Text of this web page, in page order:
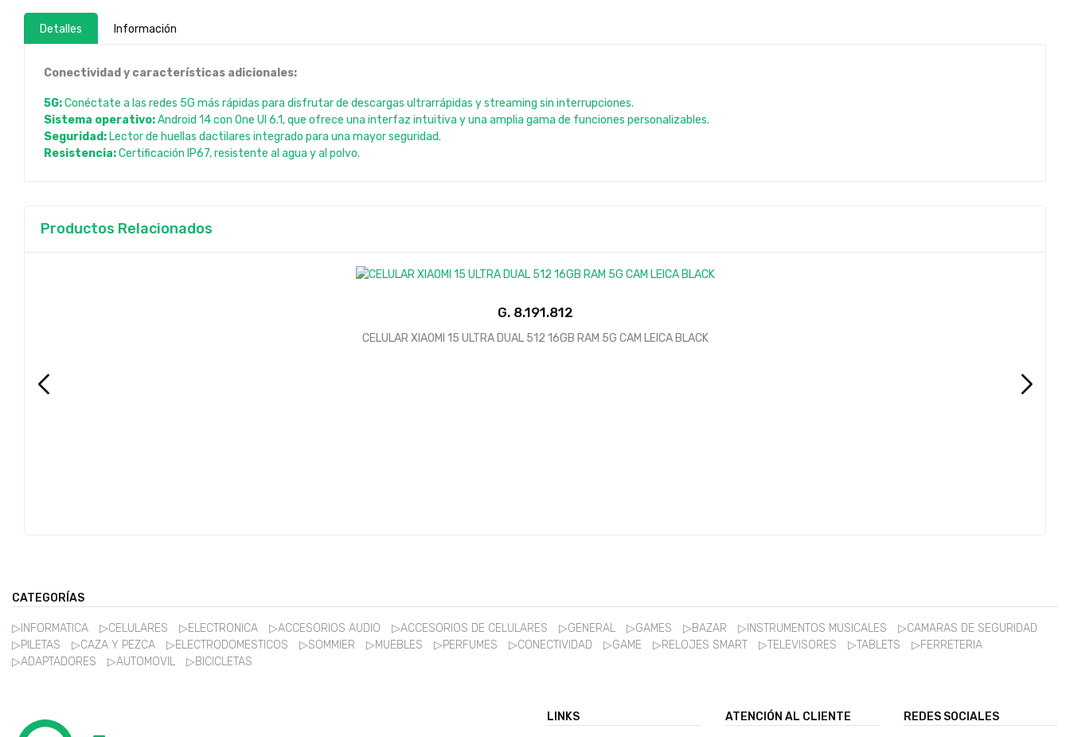
Detalles Información
Conectividad y características adicionales:
5G:Conéctate a las redes 5G más rápidas para disfrutar de descargas ultrarrápidas y streaming sin interrupciones.
Sistema operativo:Android 14 con One UI 6.1, que ofrece una interfaz intuitiva y una amplia gama de funciones personalizables.
Seguridad: Lector de huellas dactilares integrado para una mayor seguridad.
Resistencia:Certificación IP67, resistente al agua y al polvo.
Productos Relacionados
G.
CELULAR XIAOMI 15 ULTRA DUAL 512 16GB RAM 5G CAM LEICA BLACK
CATEGORÍAS
▷INFORMATICA ▷CELULARES ▷ELECTRONICA ▷ACCESORIOS AUDIO ▷ACCESORIOS DE CELULARES ▷GENERAL ▷GAMES ▷BAZAR ▷INSTRUMENTOS MUSICALES
▷CAMARAS DE SEGURIDAD
▷PILETAS
▷CAZA Y PEZCA ▷ELECTRODOMESTICOS ▷SOMMIER ▷MUEBLES ▷PERFUMES ▷CONECTIVIDAD ▷GAME ▷RELOJES SMART ▷TELEVISORES ▷TABLETS
▷FERRETERIA
▷ADAPTADORES
▷AUTOMOVIL ▷BICICLETAS
LINKS ATENCIÓN AL CLIENTE REDES SOCIALES